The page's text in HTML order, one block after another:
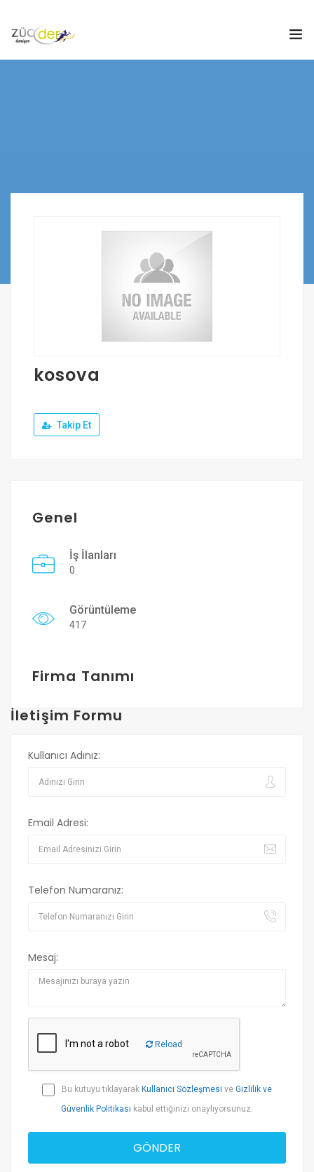
Giriş Yap
kosova
Takip Et
Genel
İş İlanları
0
Görüntüleme
417
Firma Tanımı
İletişim Formu
Kullanıcı Adınız:
Email Adresi:
Telefon Numaranız:
Mesaj:
Reload
Bu kutuyu tıklayarak Kullanıcı Sözleşmesi ve Gizlilik ve
Güvenlik Politikası kabul ettiğinizi onaylıyorsunuz.